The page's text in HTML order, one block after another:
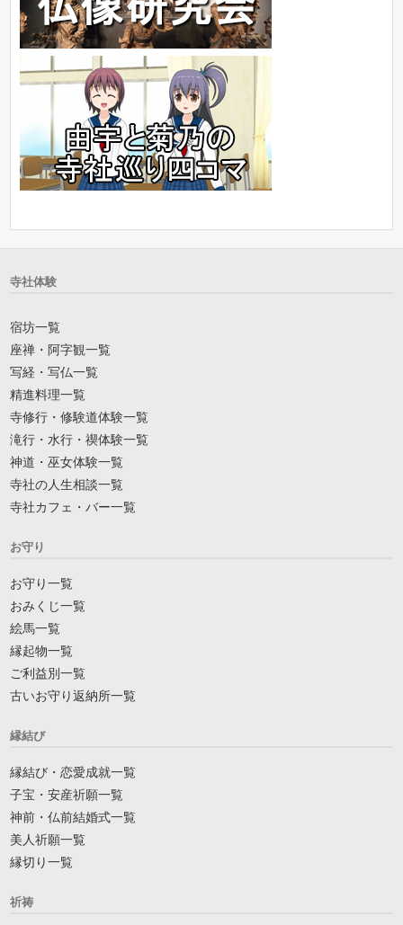
寺社体験
宿坊一覧
座禅・阿字観一覧
写経・写仏一覧
精進料理一覧
寺修行・修験道体験一覧
滝行・水行・禊体験一覧
神道・巫女体験一覧
寺社の人生相談一覧
寺社カフェ・バー一覧
お守り
お守り一覧
おみくじ一覧
絵馬一覧
縁起物一覧
ご利益別一覧
古いお守り返納所一覧
縁結び
縁結び・恋愛成就一覧
子宝・安産祈願一覧
神前・仏前結婚式一覧
美人祈願一覧
縁切り一覧
祈祷